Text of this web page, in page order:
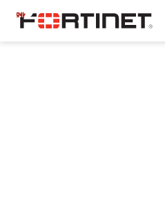
跳
至
主